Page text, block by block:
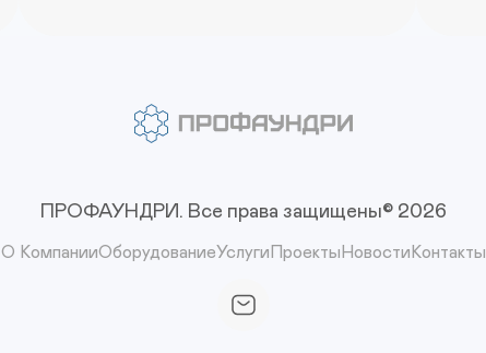
ПРОФАУНДРИ. Все права защищены© 2026
О КомпанииОборудованиеУслуги Проекты Новости Контакты